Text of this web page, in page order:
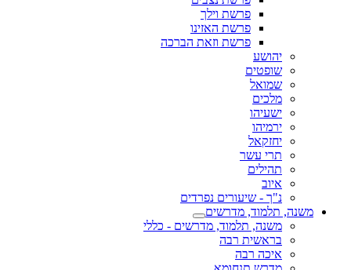
פרשת וילך
פרשת האזינו
פרשת וזאת הברכה
יהושע
שופטים
שמואל
מלכים
ישעיהו
ירמיהו
יחזקאל
תרי עשר
תהילים
איוב
נ"ך - שיעורים נפרדים
משנה, תלמוד, מדרשים
משנה, תלמוד, מדרשים - כללי
בראשית רבה
איכה רבה